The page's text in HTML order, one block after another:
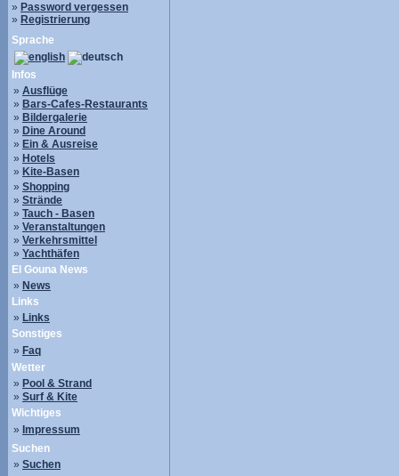
» Password vergessen
» Registrierung
Sprache
Infos
» Ausflüge
» Bars-Cafes-Restaurants
» Bildergalerie
» Dine Around
» Ein & Ausreise
» Hotels
» Kite-Basen
» Shopping
» Strände
» Tauch - Basen
» Veranstaltungen
» Verkehrsmittel
» Yachthäfen
El Gouna News
» News
Links
» Links
Sonstiges
» Faq
Wetter
» Pool & Strand
» Surf & Kite
Wichtiges
» Impressum
Suchen
» Suchen